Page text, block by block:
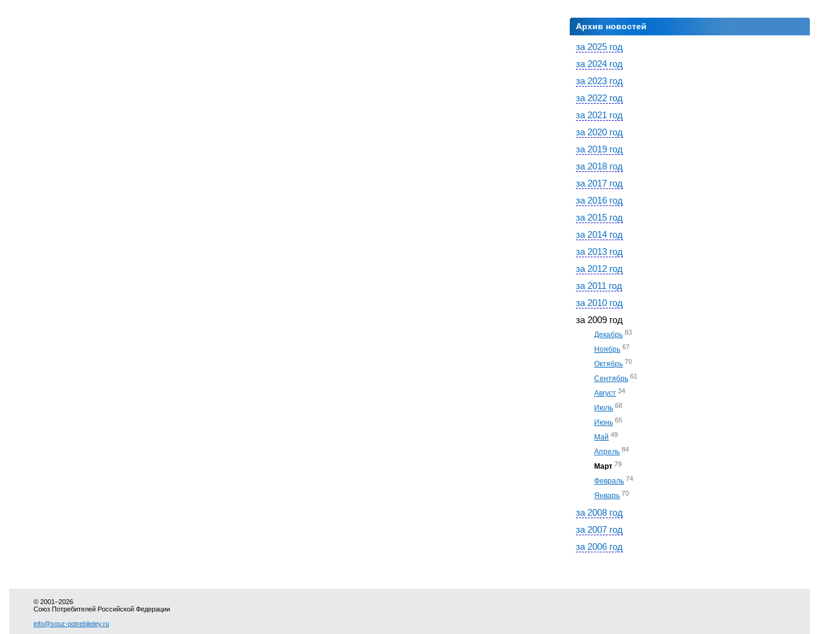
Архив новостей
за 2025 год
за 2024 год
за 2023 год
за 2022 год
за 2021 год
за 2020 год
за 2019 год
за 2018 год
за 2017 год
за 2016 год
за 2015 год
за 2014 год
за 2013 год
за 2012 год
за 2011 год
за 2010 год
за 2009 год
Декабрь 83
Ноябрь 67
Октябрь 70
Сентябрь 61
Август 34
Июль 68
Июнь 65
Май 49
Апрель 84
Март 79
Февраль 74
Январь 70
за 2008 год
за 2007 год
за 2006 год
© 2001–2026
Союз Потребителей Российской Федерации
info@souz-potrebiteley.ru